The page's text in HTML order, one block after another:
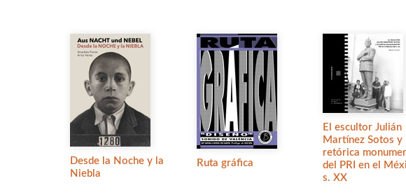
Desde la Noche y la
Niebla
Ruta gráfica
El escultor Julián
Martínez Sotos y
retórica
del PRI en el
s. XX